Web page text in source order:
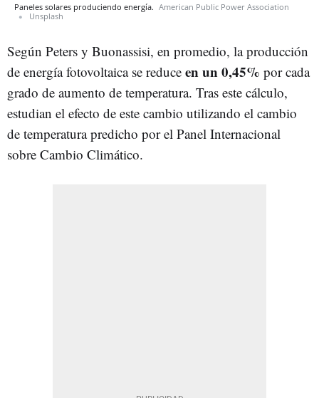
Paneles solares produciendo energía. American Public Power Association
Unsplash
Según Peters y Buonassisi, en promedio, la producción
de energía fotovoltaica se reduce en un 0,45% por cada
grado de aumento de temperatura. Tras este cálculo,
estudian el efecto de este cambio utilizando el cambio
de temperatura predicho por el Panel Internacional
sobre Cambio Climático.